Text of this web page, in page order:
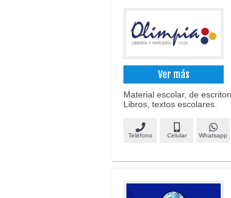
Ver más
Material escolar, de
Libros, textos escolares.
Teléfono Celular Whatsapp